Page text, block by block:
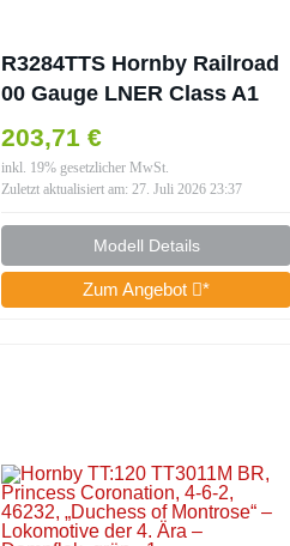
R3284TTS Hornby Railroad
00 Gauge LNER Class A1
Flying Scotsman mit TTS
Sound Dampflokomotive
203,71 €
inkl. 19% gesetzlicher MwSt.
Zuletzt aktualisiert am: 27. Juli 2026 23:37
Modell Details
Zum Angebot *